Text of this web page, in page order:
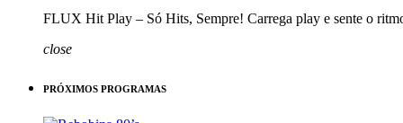
FLUX Hit Play – Só Hits, Sempre! Carrega play e sente o
close
PRÓXIMOS PROGRAMAS